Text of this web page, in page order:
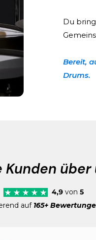
Du
Bereit,
Drums.
Kunden über
4,9 von 5
auf 165+